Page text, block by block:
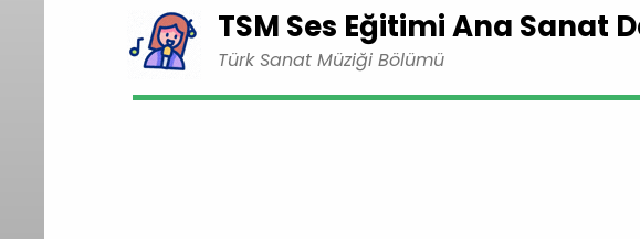
TSM Ses Eğitimi Ana Sanat
Türk Sanat Müziği Bölümü